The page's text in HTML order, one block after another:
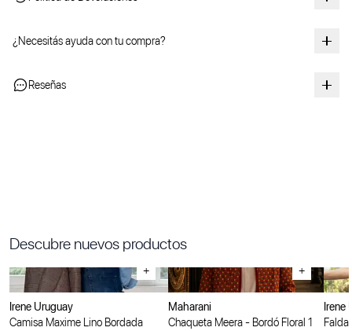
¿Necesitás ayuda con tu compra?
Reseñas
Descubre nuevos productos
+
Irene Uruguay
Camisa Maxime Lino Bordada
+
Maharani
Chaqueta Meera - Bordó Floral 1
Irene
Falda